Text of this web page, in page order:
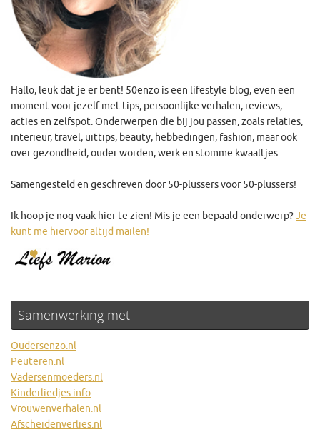
Hallo, leuk dat je er bent! 50enzo is een lifestyle blog, even een
moment voor jezelf met tips, persoonlijke verhalen, reviews,
acties en zelfspot. Onderwerpen die bij jou passen, zoals relaties,
interieur, travel, uittips, beauty, hebbedingen, fashion, maar ook
over gezondheid, ouder worden, werk en stomme kwaaltjes.
Samengesteld en geschreven door 50-plussers voor 50-plussers!
Ik hoop je nog vaak hier te zien! Mis je een bepaald onderwerp?Je
kunt me hiervoor altijd mailen!
Samenwerking met
Oudersenzo.nl
Peuteren.nl
Vadersenmoeders.nl
Kinderliedjes.info
Vrouwenverhalen.nl
Afscheidenverlies.nl